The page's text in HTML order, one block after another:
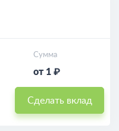
Сумма
от 1 ₽
Сделать вклад